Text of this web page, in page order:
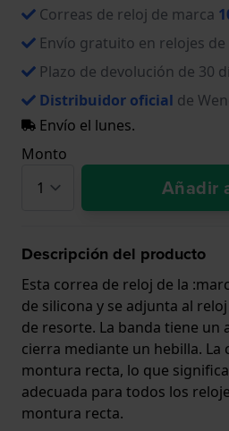
Correas de reloj de marca
Envío gratuito en relojes de
Plazo de devolución de 30
Distribuidor oficial de
Envío el lunes.
Monto
Añadir
Descripción del producto
Esta correa de reloj de la
de silicona y se adjunta al
de resorte. La banda tiene un
cierra mediante un hebilla. La
montura recta, lo que
adecuada para todos los
montura recta.